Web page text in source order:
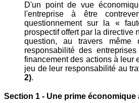
D'un point de vue
l'entreprise à être
questionnement sur la «
prospectif offert par la directive
question, au travers
responsabilité des
financement des actions à leur
jeu de leur responsabilité au
2).
Section 1 - Une prime